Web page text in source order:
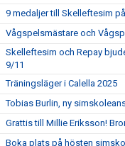
9 medaljer till Skelleftesim
Vågspelsmästare och
Skelleftesim och Repay
9/11
Träningsläger i Calella 2025
Tobias Burlin, ny
Grattis till Millie Eriksson!
Boka plats på hösten